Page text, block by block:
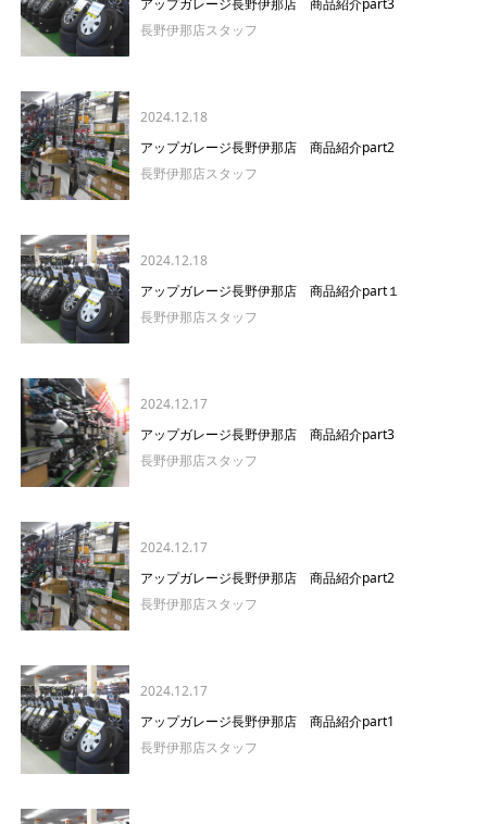
アップガレージ長野伊那店 商品紹介part3
長野伊那店スタッフ
2024.12.18
アップガレージ長野伊那店 商品紹介part2
長野伊那店スタッフ
2024.12.18
アップガレージ長野伊那店 商品紹介part１
長野伊那店スタッフ
2024.12.17
アップガレージ長野伊那店 商品紹介part3
長野伊那店スタッフ
2024.12.17
アップガレージ長野伊那店 商品紹介part2
長野伊那店スタッフ
2024.12.17
アップガレージ長野伊那店 商品紹介part1
長野伊那店スタッフ